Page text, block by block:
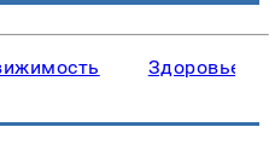
Здоровье